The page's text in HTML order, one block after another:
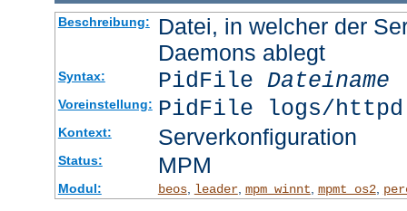
Beschreibung:
Datei, in welcher der
Daemons ablegt
Syntax: PidFile Dateiname
Voreinstellung: PidFile logs/
Kontext: Serverkonfiguration
Status: MPM
Modul: beos, leader, mpm_winnt mpmt_os2,